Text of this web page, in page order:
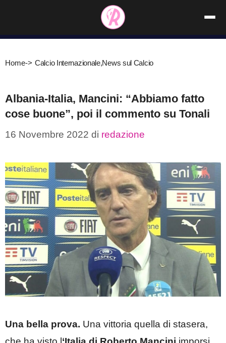
contenuto
Home-> Calcio Internazionale,News sul Calcio
Albania-Italia, Mancini: “Abbiamo fatto
cose buone”, poi il commento su Tonali
16 Novembre 2022 di redazione
Una bella prova. Una vittoria quella di stasera,